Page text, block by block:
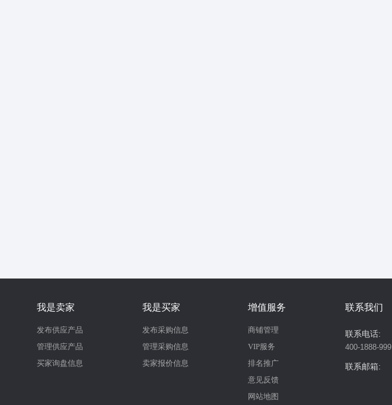
我是卖家
发布供应产品
管理供应产品
买家询盘信息
我是买家
发布采购信息
管理采购信息
卖家报价信息
增值服务
商铺管理
VIP服务
排名推广
意见反馈
网站地图
联系我们
联系电话:
400-1888-999
联系邮箱: